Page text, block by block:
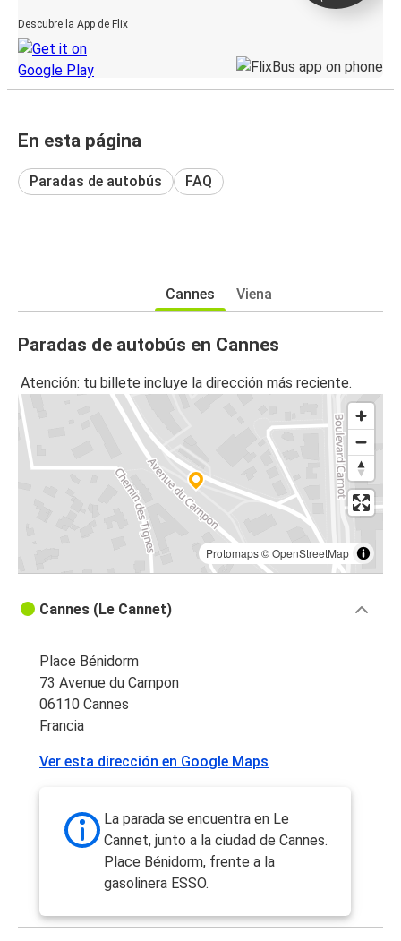
Descubre la App de Flix
En esta página
Paradas de autobús FAQ
Cannes Viena
Paradas de autobús en Cannes
Atención: tu billete incluye la dirección más reciente.
Protomaps©OpenStreetMap
Cannes (Le Cannet)
Place Bénidorm
73 Avenue du Campon
06110 Cannes
Francia
Ver esta dirección en Google Maps
La parada se encuentra en Le
Cannet, junto a la ciudad de Cannes.
Place Bénidorm, frente a la
gasolinera ESSO.